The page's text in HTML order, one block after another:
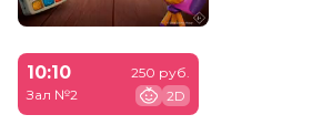
10:10
Зал №2
250 руб.
2D